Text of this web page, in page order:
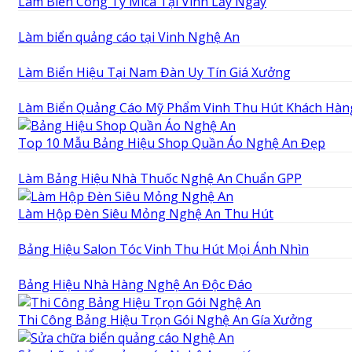
Làm biển quảng cáo tại Vinh Nghệ An
Làm Biển Hiệu Tại Nam Đàn Uy Tín Giá Xưởng
Làm Biển Quảng Cáo Mỹ Phẩm Vinh Thu Hút Khách
Top 10 Mẫu Bảng Hiệu Shop Quần Áo Nghệ An Đẹp
Làm Bảng Hiệu Nhà Thuốc Nghệ An Chuẩn GPP
Làm Hộp Đèn Siêu Mỏng Nghệ An Thu Hút
Bảng Hiệu Salon Tóc Vinh Thu Hút Mọi Ánh Nhìn
Bảng Hiệu Nhà Hàng Nghệ An Độc Đáo
Thi Công Bảng Hiệu Trọn Gói Nghệ An Gía Xưởng